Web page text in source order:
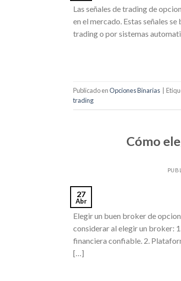
Las señales de trading de
en el mercado. Estas señales
trading o por sistemas
Publicado enOpciones Binarias
trading
Cómo
27
Abr
Elegir un buen broker de
considerar al elegir un broker:
financiera confiable. 2.
[…]